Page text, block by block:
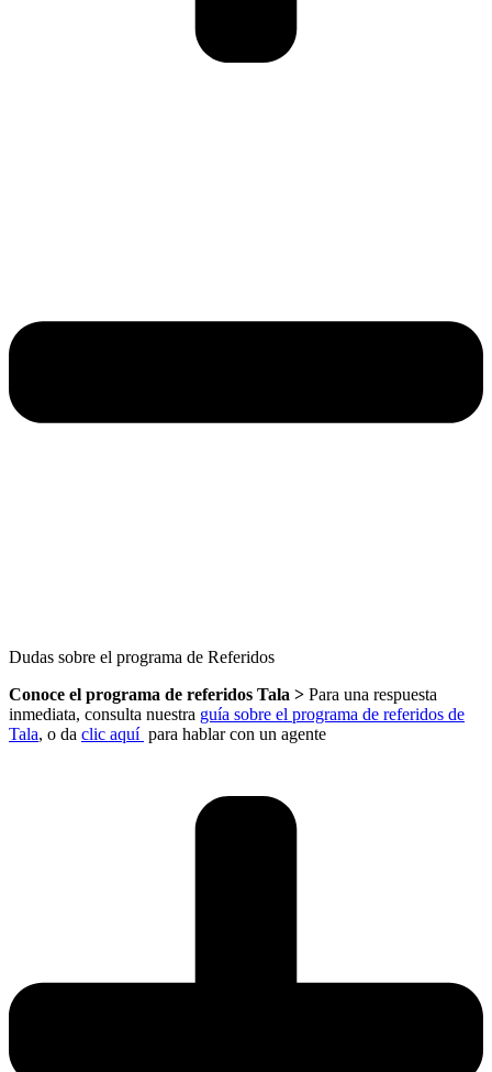
Dudas sobre el programa de Referidos
Conoce el programa de referidos Tala > Para una respuesta
inmediata, consulta nuestra guía sobre el programa de referidos de
Tala, o da clic aquí para hablar con un agente